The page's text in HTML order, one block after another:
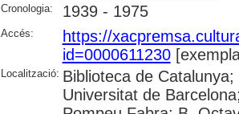
Cronologia: 1939 - 1975
Accés:
https://
id=0000611230
Localització: Biblioteca de
Universitat de